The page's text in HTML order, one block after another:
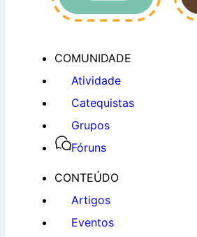
COMUNIDADE
Atividade
Catequistas
Grupos
Fóruns
CONTEÚDO
Artigos
Eventos